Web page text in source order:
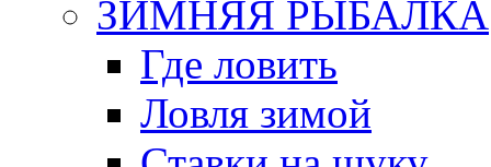
ЗИМНЯЯ РЫБАЛКА
Где ловить
Ловля зимой